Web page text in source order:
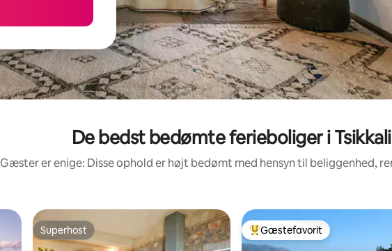
De bedst bedømte ferieboliger i
Gæster er enige: Disse ophold er højt bedømt med hensyn til beliggenhed,
Superhost
Superhost Bedste gæstefavorit
Gæstefavorit